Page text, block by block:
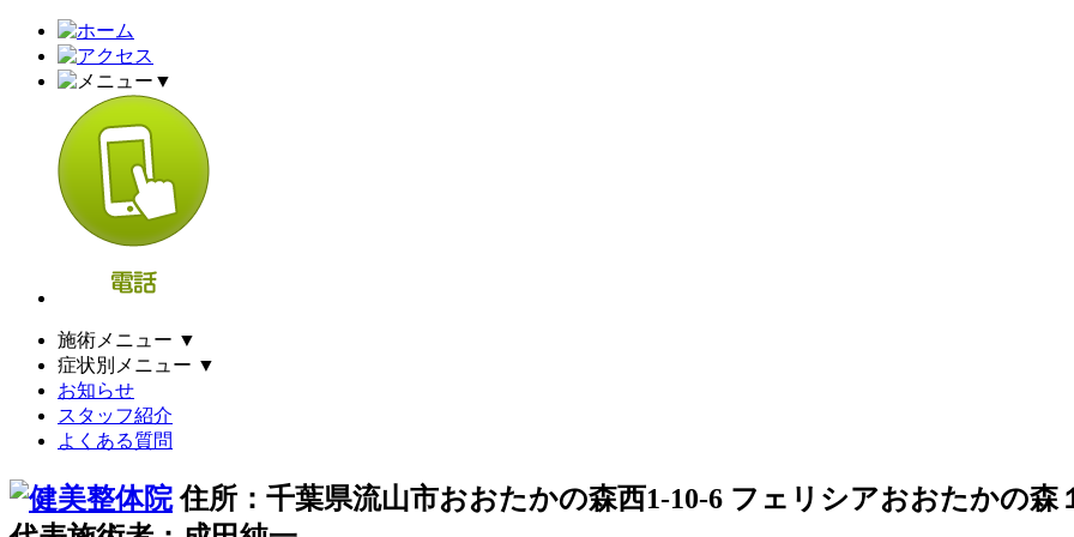
▼
施術メニュー ▼
症状別メニュー ▼
お知らせ
スタッフ紹介
よくある質問
住所：千葉県流山市おおたかの森西1-10-6 フェリシアおおたかの森